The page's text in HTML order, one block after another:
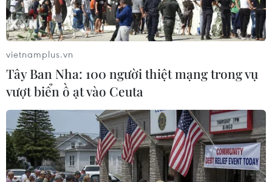
#Tin tức
#Tin tức mới nhất
#Tin tức 24h
#Tin tức mới nhất trong ngày
#Tin tức thời sự
#Tin tức
#Tin hot
#Tin tức an ninh
#An ninh
#An ninh Nghệ An
#Bản tin thời sự
#Tội phạm
#Truy nã
#Tội phạm hình sự
#Phạm pháp
#Pháp luật #Pháp đình
#Xã hội
#An ninh xã hội
#Chính trị
#VietnamPlus
#Campuchia
Campuchia
vietnamplus.vn
Tây Ban Nha: 100 người thiệt mạng trong vụ
vượt biển ồ ạt vào Ceuta